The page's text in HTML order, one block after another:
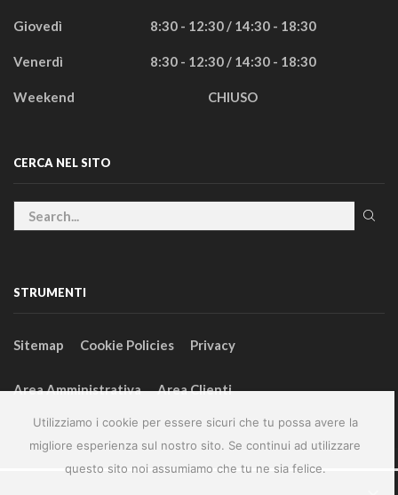
Utilizziamo i cookie per essere sicuri che tu possa avere la
migliore esperienza sul nostro sito. Se continui ad utilizzare
questo sito noi assumiamo che tu ne sia felice.
Giovedì 8:30 - 12:30 / 14:30 - 18:30
Venerdì 8:30 - 12:30 / 14:30 - 18:30
Weekend CHIUSO
CERCA NEL SITO
STRUMENTI
Sitemap Cookie Policies Privacy
Area Amministrativa Area Clienti